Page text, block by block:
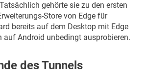
in der MV3-Erweiterung.
gehörte sie zu den ersten
Store von Edge für
bereits auf dem Desktop mit Edge
auf Android unbedingt ausprobieren.
des Tunnels